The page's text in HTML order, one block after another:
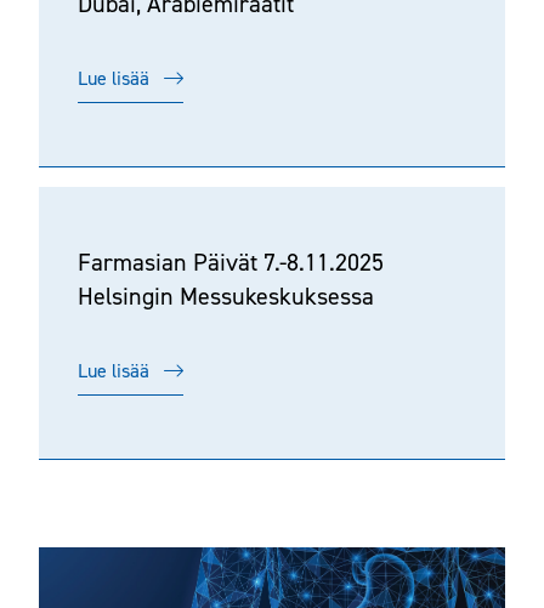
Lue lisää
Farmasian Päivät 7.-8.11.2025
Helsingin Messukeskuksessa
Lue lisää